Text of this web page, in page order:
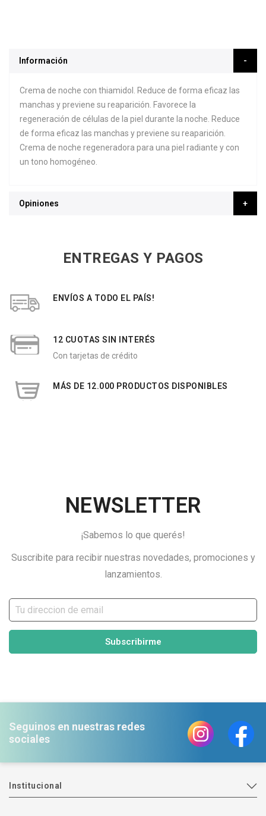
Información
Crema de noche con thiamidol. Reduce de forma eficaz las
manchas y previene su reaparición. Favorece la
regeneración de células de la piel durante la noche. Reduce
de forma eficaz las manchas y previene su reaparición.
Crema de noche regeneradora para una piel radiante y con
un tono homogéneo.
Opiniones
ENTREGAS Y PAGOS
ENVÍOS A TODO EL PAÍS!
12 CUOTAS SIN INTERÉS
Con tarjetas de crédito
MÁS DE 12.000 PRODUCTOS DISPONIBLES
NEWSLETTER
¡Sabemos lo que querés!
Suscribite para recibir nuestras novedades, promociones y
lanzamientos.
Subscribirme
Seguinos en nuestras redes
sociales
Institucional